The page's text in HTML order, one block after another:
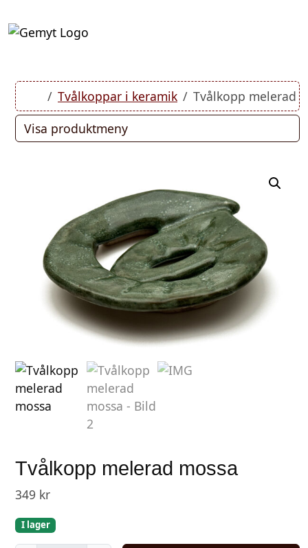
Home
Tvålkoppar i keramik Tvålkopp melerad
Tvålkopp melerad mossa
349 kr
I lager
Visa produktmeny